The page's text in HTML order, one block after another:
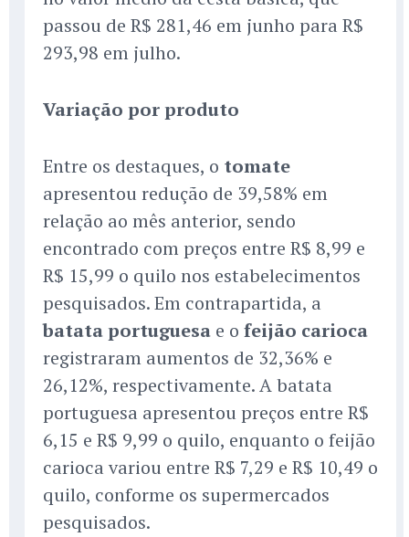
passou de R$ 281,46 em junho para R$
293,98 em julho.
Variação por produto
Entre os destaques, o tomate
apresentou redução de 39,58% em
relação ao mês anterior, sendo
encontrado com preços entre R$ 8,99 e
R$ 15,99 o quilo nos estabelecimentos
pesquisados. Em contrapartida, a
batata portuguesa e o feijão carioca
registraram aumentos de 32,36% e
26,12%, respectivamente. A batata
portuguesa apresentou preços entre R$
6,15 e R$ 9,99 o quilo, enquanto o feijão
carioca variou entre R$ 7,29 e R$ 10,49 o
quilo, conforme os supermercados
pesquisados.